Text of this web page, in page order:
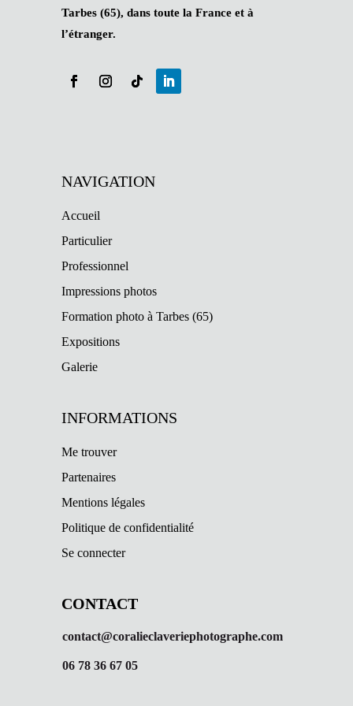
Tarbes (65), dans toute la France et à
l’étranger.
NAVIGATION
Accueil
Particulier
Professionnel
Impressions photos
Formation photo à Tarbes (65)
Expositions
Galerie
INFORMATIONS
Me trouver
Partenaires
Mentions légales
Politique de confidentialité
Se connecter
CONTACT
contact@coralieclaveriephotographe.com
06 78 36 67 05